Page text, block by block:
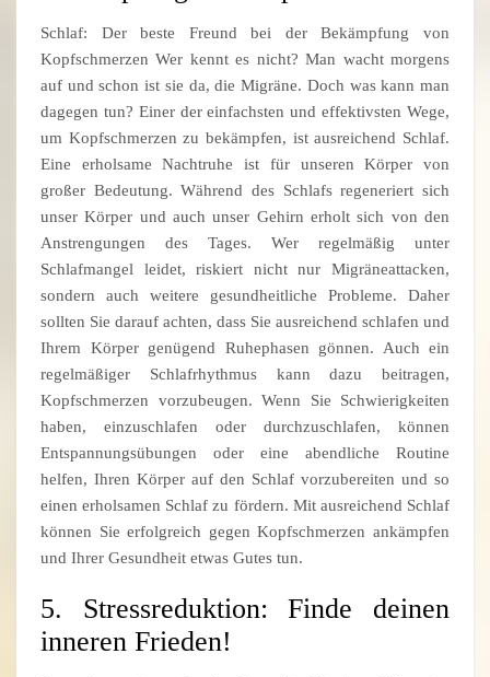
Schlaf: Der beste Freund bei der Bekämpfung von
Kopfschmerzen Wer kennt es nicht? Man wacht morgens
auf und schon ist sie da, die Migräne. Doch was kann man
dagegen tun? Einer der einfachsten und effektivsten Wege,
um Kopfschmerzen zu bekämpfen, ist ausreichend Schlaf.
Eine erholsame Nachtruhe ist für unseren Körper von
großer Bedeutung. Während des Schlafs regeneriert sich
unser Körper und auch unser Gehirn erholt sich von den
Anstrengungen des Tages. Wer regelmäßig unter
Schlafmangel leidet, riskiert nicht nur Migräneattacken,
sondern auch weitere gesundheitliche Probleme. Daher
sollten Sie darauf achten, dass Sie ausreichend schlafen und
Ihrem Körper genügend Ruhephasen gönnen. Auch ein
regelmäßiger Schlafrhythmus kann dazu beitragen,
Kopfschmerzen vorzubeugen. Wenn Sie Schwierigkeiten
haben, einzuschlafen oder durchzuschlafen, können
Entspannungsübungen oder eine abendliche Routine
helfen, Ihren Körper auf den Schlaf vorzubereiten und so
einen erholsamen Schlaf zu fördern. Mit ausreichend Schlaf
können Sie erfolgreich gegen Kopfschmerzen ankämpfen
und Ihrer Gesundheit etwas Gutes tun.
5. Stressreduktion: Finde deinen
inneren Frieden!